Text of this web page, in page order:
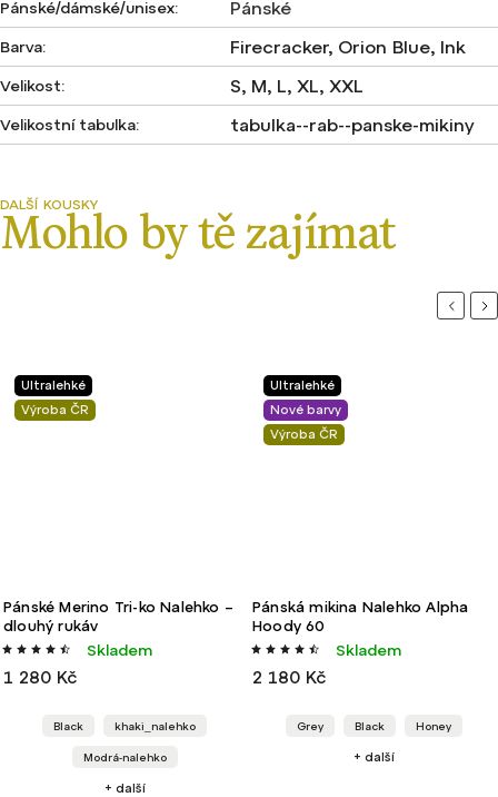
Pánské/dámské/unisex: Pánské
Barva: Firecracker, Orion Blue, Ink
Velikost: S, M, L, XL, XXL
Velikostní tabulka: tabulka--rab--panske-mikiny
Ultralehké
Výroba ČR
Pánské Merino Tri-ko Nalehko –
dlouhý rukáv
Skladem
1 280 Kč
Black khaki_nalehko
Modrá-nalehko
+ další
Ultralehké
Nové barvy
Výroba ČR
Pánská mikina Nalehko Alpha
Hoody 60
Skladem
2 180 Kč
Grey Black Honey
+ další